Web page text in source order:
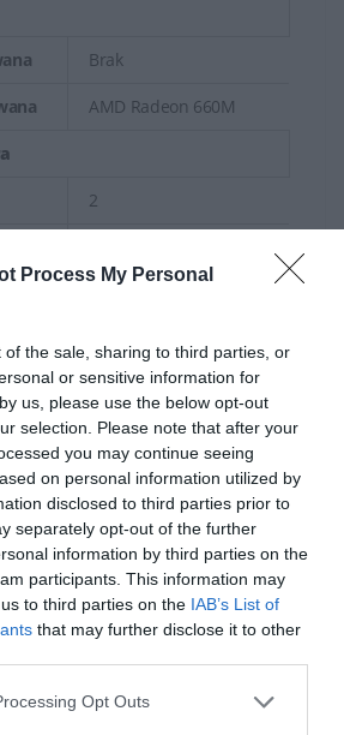
Process My Personal
of the sale, sharing to third parties, or
or sensitive information for
us, please use the below opt-out
selection. Please note that after your
you may continue seeing
on personal information utilized by
disclosed to third parties prior to
separately opt-out of the further
information by third parties on the
participants. This information may
to third parties on the IAB’s List of
that may further disclose it to other
Opt Outs
Brak
AMD Radeon 660M
2
Wi-Fi 6 (802.11ax)
5.4
Realtek RTL8852BE
2
1
1 (1.4b)
Tak